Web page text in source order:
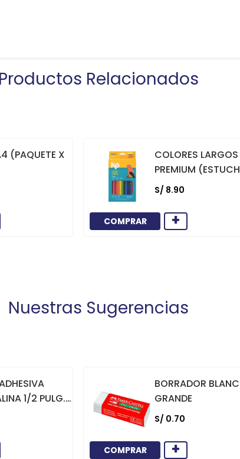
Productos Relacionados
(PAQUETE X
COLORES LARGOS
PREMIUM
12)
S/ 8.90
COMPRAR +
Nuestras Sugerencias
1/2 PULG.
BORRADOR
GRANDE
S/ 0.70
COMPRAR +